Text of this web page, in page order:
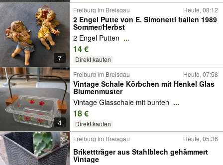
7
Freiburg im Breisgau Heute, 08:12
2 Engel Putte von E. Simonetti Italien 1989
Sommer/Herbst
2 Engel Putten ...
14 €
Direkt kaufen
4
Freiburg im Breisgau Heute, 07:58
Vintage Schale Körbchen mit Henkel Glas
Blumenmuster
Vintage Glasschale mit bunten ...
18 €
Direkt kaufen
Freiburg im Breisgau Heute, 05:36
Brikettträger aus Stahlblech gehämmert
Vintage